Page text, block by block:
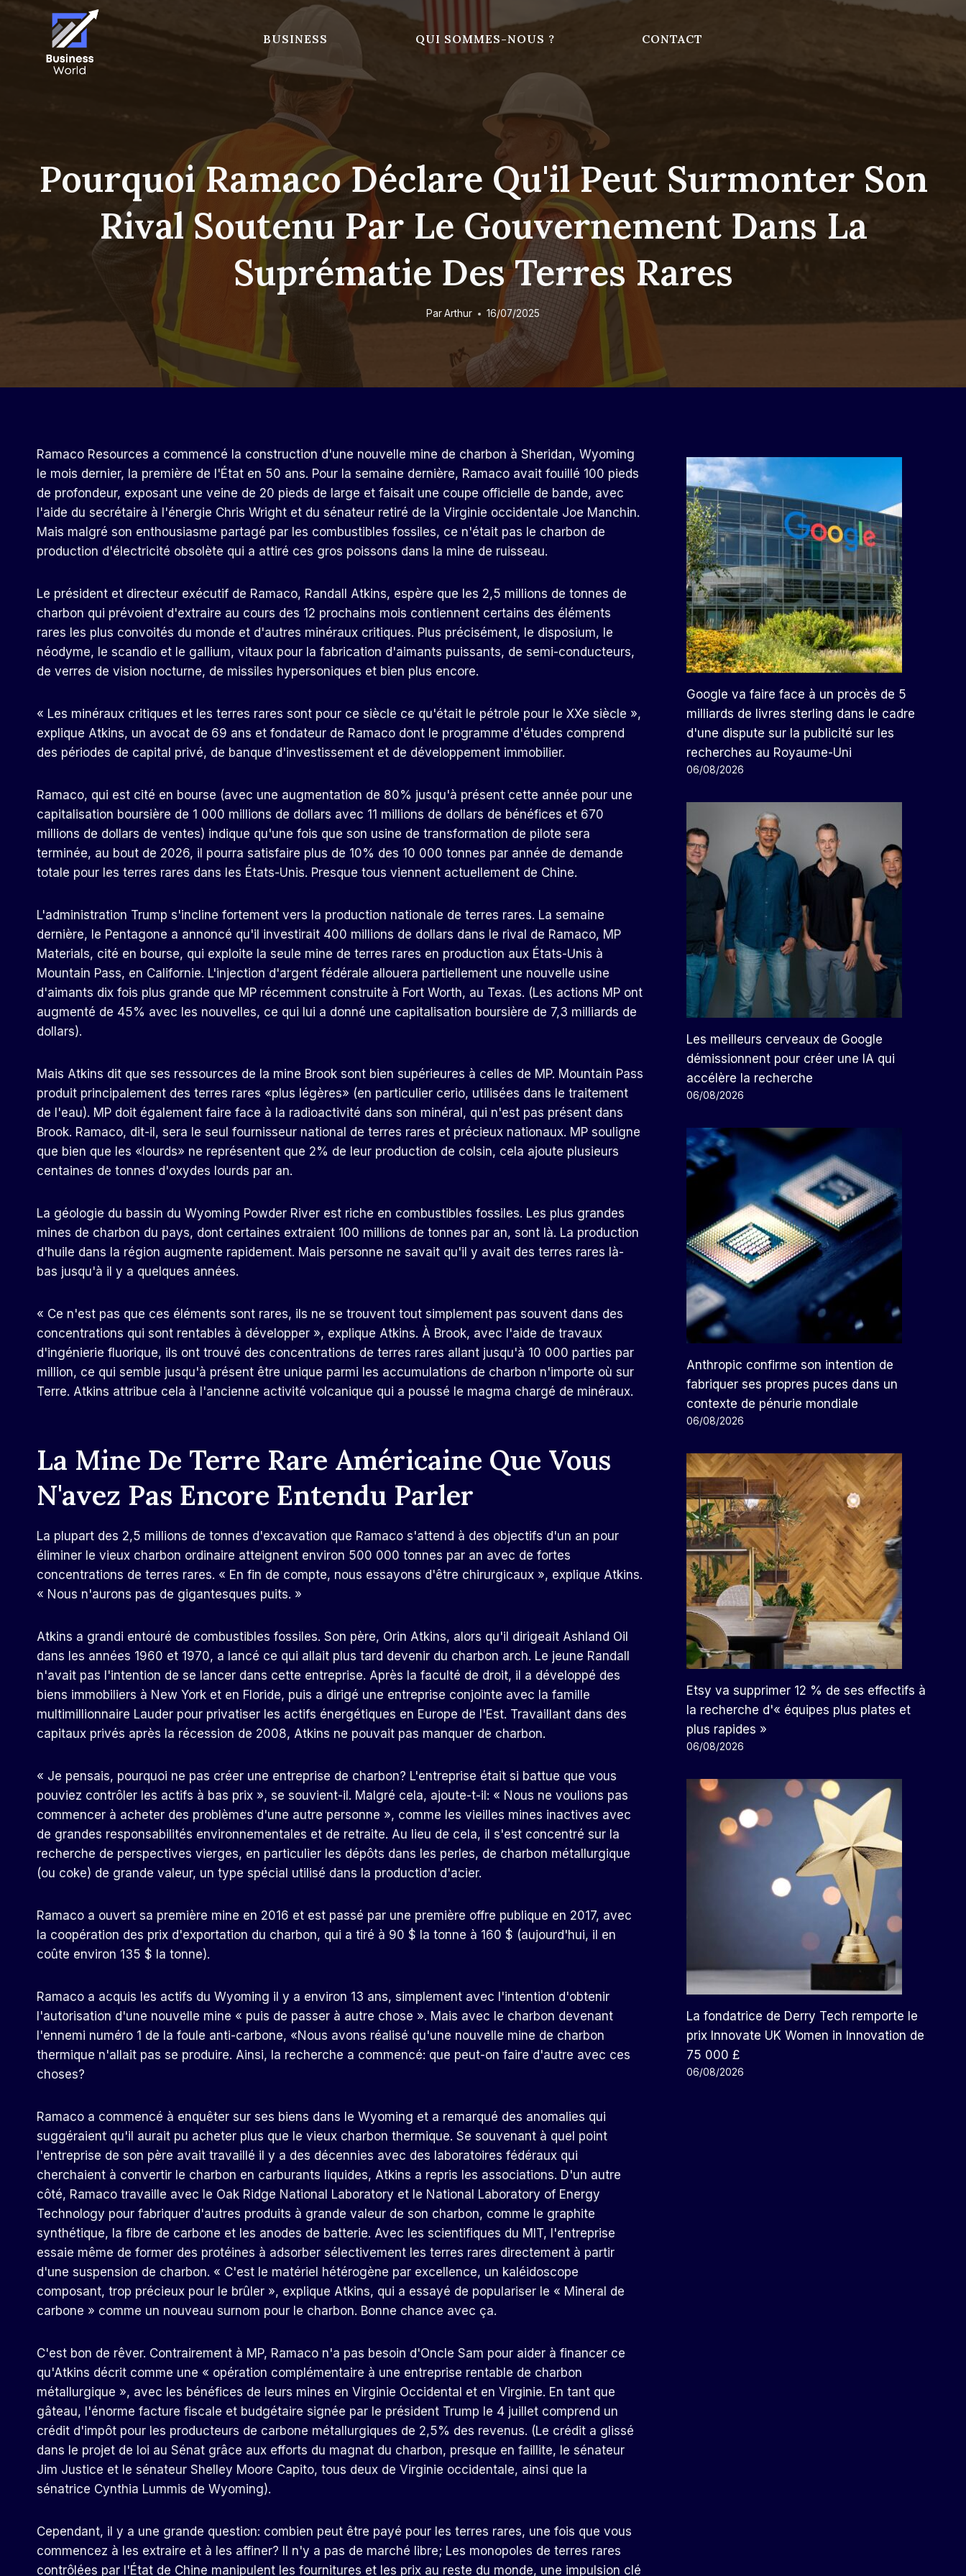
BUSINESS QUI SOMMES-NOUS ? CONTACT
Pourquoi Ramaco Déclare Qu'il Peut Surmonter Son
Rival Soutenu Par Le Gouvernement Dans La
Suprématie Des Terres Rares
ParArthur 16/07/2025
Ramaco Resources a commencé la construction d'une nouvelle mine de charbon à Sheridan, Wyoming
le mois dernier, la première de l'État en 50 ans. Pour la semaine dernière, Ramaco avait fouillé 100 pieds
de profondeur, exposant une veine de 20 pieds de large et faisait une coupe officielle de bande, avec
l'aide du secrétaire à l'énergie Chris Wright et du sénateur retiré de la Virginie occidentale Joe Manchin.
Mais malgré son enthousiasme partagé par les combustibles fossiles, ce n'était pas le charbon de
production d'électricité obsolète qui a attiré ces gros poissons dans la mine de ruisseau.
Le président et directeur exécutif de Ramaco, Randall Atkins, espère que les 2,5 millions de tonnes de
charbon qui prévoient d'extraire au cours des 12 prochains mois contiennent certains des éléments
rares les plus convoités du monde et d'autres minéraux critiques. Plus précisément, le disposium, le
néodyme, le scandio et le gallium, vitaux pour la fabrication d'aimants puissants, de semi-conducteurs,
de verres de vision nocturne, de missiles hypersoniques et bien plus encore.
« Les minéraux critiques et les terres rares sont pour ce siècle ce qu'était le pétrole pour le XXe siècle »,
explique Atkins, un avocat de 69 ans et fondateur de Ramaco dont le programme d'études comprend
des périodes de capital privé, de banque d'investissement et de développement immobilier.
Ramaco, qui est cité en bourse (avec une augmentation de 80% jusqu'à présent cette année pour une
capitalisation boursière de 1 000 millions de dollars avec 11 millions de dollars de bénéfices et 670
millions de dollars de ventes) indique qu'une fois que son usine de transformation de pilote sera
terminée, au bout de 2026, il pourra satisfaire plus de 10% des 10 000 tonnes par année de demande
totale pour les terres rares dans les États-Unis. Presque tous viennent actuellement de Chine.
L'administration Trump s'incline fortement vers la production nationale de terres rares. La semaine
dernière, le Pentagone a annoncé qu'il investirait 400 millions de dollars dans le rival de Ramaco, MP
Materials, cité en bourse, qui exploite la seule mine de terres rares en production aux États-Unis à
Mountain Pass, en Californie. L'injection d'argent fédérale allouera partiellement une nouvelle usine
d'aimants dix fois plus grande que MP récemment construite à Fort Worth, au Texas. (Les actions MP ont
augmenté de 45% avec les nouvelles, ce qui lui a donné une capitalisation boursière de 7,3 milliards de
dollars).
Mais Atkins dit que ses ressources de la mine Brook sont bien supérieures à celles de MP. Mountain Pass
produit principalement des terres rares «plus légères» (en particulier cerio, utilisées dans le traitement
de l'eau). MP doit également faire face à la radioactivité dans son minéral, qui n'est pas présent dans
Brook. Ramaco, dit-il, sera le seul fournisseur national de terres rares et précieux nationaux. MP souligne
que bien que les «lourds» ne représentent que 2% de leur production de colsin, cela ajoute plusieurs
centaines de tonnes d'oxydes lourds par an.
La géologie du bassin du Wyoming Powder River est riche en combustibles fossiles. Les plus grandes
mines de charbon du pays, dont certaines extraient 100 millions de tonnes par an, sont là. La production
d'huile dans la région augmente rapidement. Mais personne ne savait qu'il y avait des terres rares là-
bas jusqu'à il y a quelques années.
« Ce n'est pas que ces éléments sont rares, ils ne se trouvent tout simplement pas souvent dans des
concentrations qui sont rentables à développer », explique Atkins. À Brook, avec l'aide de travaux
d'ingénierie fluorique, ils ont trouvé des concentrations de terres rares allant jusqu'à 10 000 parties par
million, ce qui semble jusqu'à présent être unique parmi les accumulations de charbon n'importe où sur
Terre. Atkins attribue cela à l'ancienne activité volcanique qui a poussé le magma chargé de minéraux.
La Mine De Terre Rare Américaine Que Vous
N'avez Pas Encore Entendu Parler
La plupart des 2,5 millions de tonnes d'excavation que Ramaco s'attend à des objectifs d'un an pour
éliminer le vieux charbon ordinaire atteignent environ 500 000 tonnes par an avec de fortes
concentrations de terres rares. « En fin de compte, nous essayons d'être chirurgicaux », explique Atkins.
« Nous n'aurons pas de gigantesques puits. »
Atkins a grandi entouré de combustibles fossiles. Son père, Orin Atkins, alors qu'il dirigeait Ashland Oil
dans les années 1960 et 1970, a lancé ce qui allait plus tard devenir du charbon arch. Le jeune Randall
n'avait pas l'intention de se lancer dans cette entreprise. Après la faculté de droit, il a développé des
biens immobiliers à New York et en Floride, puis a dirigé une entreprise conjointe avec la famille
multimillionnaire Lauder pour privatiser les actifs énergétiques en Europe de l'Est. Travaillant dans des
capitaux privés après la récession de 2008, Atkins ne pouvait pas manquer de charbon.
« Je pensais, pourquoi ne pas créer une entreprise de charbon? L'entreprise était si battue que vous
pouviez contrôler les actifs à bas prix », se souvient-il. Malgré cela, ajoute-t-il: « Nous ne voulions pas
commencer à acheter des problèmes d'une autre personne », comme les vieilles mines inactives avec
de grandes responsabilités environnementales et de retraite. Au lieu de cela, il s'est concentré sur la
recherche de perspectives vierges, en particulier les dépôts dans les perles, de charbon métallurgique
(ou coke) de grande valeur, un type spécial utilisé dans la production d'acier.
Ramaco a ouvert sa première mine en 2016 et est passé par une première offre publique en 2017, avec
la coopération des prix d'exportation du charbon, qui a tiré à 90 $ la tonne à 160 $ (aujourd'hui, il en
coûte environ 135 $ la tonne).
Ramaco a acquis les actifs du Wyoming il y a environ 13 ans, simplement avec l'intention d'obtenir
l'autorisation d'une nouvelle mine « puis de passer à autre chose ». Mais avec le charbon devenant
l'ennemi numéro 1 de la foule anti-carbone, «Nous avons réalisé qu'une nouvelle mine de charbon
thermique n'allait pas se produire. Ainsi, la recherche a commencé: que peut-on faire d'autre avec ces
choses?
Ramaco a commencé à enquêter sur ses biens dans le Wyoming et a remarqué des anomalies qui
suggéraient qu'il aurait pu acheter plus que le vieux charbon thermique. Se souvenant à quel point
l'entreprise de son père avait travaillé il y a des décennies avec des laboratoires fédéraux qui
cherchaient à convertir le charbon en carburants liquides, Atkins a repris les associations. D'un autre
côté, Ramaco travaille avec le Oak Ridge National Laboratory et le National Laboratory of Energy
Technology pour fabriquer d'autres produits à grande valeur de son charbon, comme le graphite
synthétique, la fibre de carbone et les anodes de batterie. Avec les scientifiques du MIT, l'entreprise
essaie même de former des protéines à adsorber sélectivement les terres rares directement à partir
d'une suspension de charbon. « C'est le matériel hétérogène par excellence, un kaléidoscope
composant, trop précieux pour le brûler », explique Atkins, qui a essayé de populariser le « Mineral de
carbone » comme un nouveau surnom pour le charbon. Bonne chance avec ça.
C'est bon de rêver. Contrairement à MP, Ramaco n'a pas besoin d'Oncle Sam pour aider à financer ce
qu'Atkins décrit comme une « opération complémentaire à une entreprise rentable de charbon
métallurgique », avec les bénéfices de leurs mines en Virginie Occidental et en Virginie. En tant que
gâteau, l'énorme facture fiscale et budgétaire signée par le président Trump le 4 juillet comprend un
crédit d'impôt pour les producteurs de carbone métallurgiques de 2,5% des revenus. (Le crédit a glissé
dans le projet de loi au Sénat grâce aux efforts du magnat du charbon, presque en faillite, le sénateur
Jim Justice et le sénateur Shelley Moore Capito, tous deux de Virginie occidentale, ainsi que la
sénatrice Cynthia Lummis de Wyoming).
Cependant, il y a une grande question: combien peut être payé pour les terres rares, une fois que vous
commencez à les extraire et à les affiner? Il n'y a pas de marché libre; Les monopoles de terres rares
contrôlées par l'État de Chine manipulent les fournitures et les prix au reste du monde, une impulsion clé
Google va faire face à un procès de 5
milliards de livres sterling dans le cadre
d'une dispute sur la publicité sur les
recherches au Royaume-Uni
06/08/2026
Les meilleurs cerveaux de Google
démissionnent pour créer une IA qui
accélère la recherche
06/08/2026
Anthropic confirme son intention de
fabriquer ses propres puces dans un
contexte de pénurie mondiale
06/08/2026
Etsy va supprimer 12 % de ses effectifs à
la recherche d'« équipes plus plates et
plus rapides »
06/08/2026
La fondatrice de Derry Tech remporte le
prix Innovate UK Women in Innovation de
75 000 £
06/08/2026